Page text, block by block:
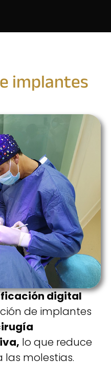
implantes
digital
de implantes
lo que reduce
molestias.